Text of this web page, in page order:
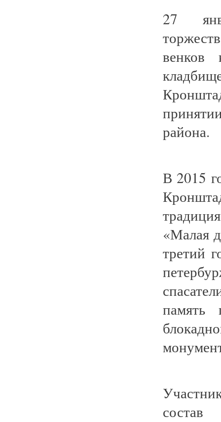
27
венков
района.
В 2015
«Малая
третий
память